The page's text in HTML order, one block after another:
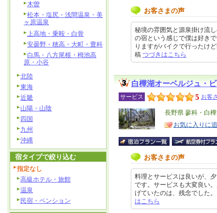
お客さまの声
秘境の雰囲気と源泉掛け流
の宿という感じで僕は好き
りますがバイクで行ったけ
稿 つづきはこちら
白樺湖オーベルジュ・
サービス 5 お客
エ
リ
長野県 蓼科・白
特 お気に入りに
お客さまの声
料理とサービスは良いが、
です。サービスも大変良い
げていたのは、残念でした
はこちら
木曽
松本・塩尻・浅間温泉・美
ヶ原温泉
上高地・乗鞍・白骨
安曇野・穂高・大町・豊科
白馬・八方尾根・栂池高
原・小谷
北陸
東海
近畿
山陽・山陰
四国
九州
沖縄
宿タイプで絞り込む
指定なし
高級ホテル・旅館
温泉
民宿・ペンション